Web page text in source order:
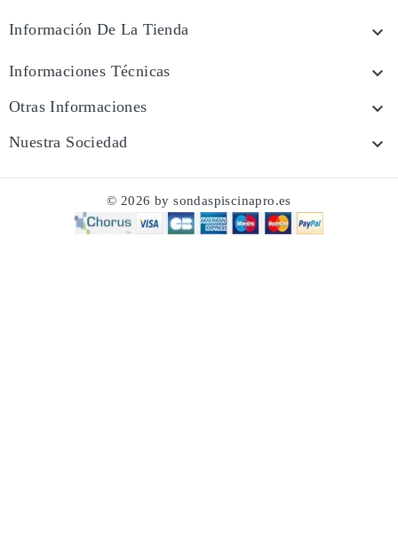
Información De La Tienda 
Informaciones Técnicas 
Otras Informaciones 
Nuestra Sociedad 
© 2026 by sondaspiscinapro.es